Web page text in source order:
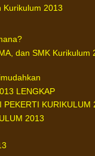
Kurikulum 2013
dan SMK Kurikulum
LENGKAP
PEKERTI KURIKULUM
2013